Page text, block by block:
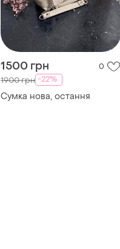
1500 грн 0
1900 грн -22%
Сумка нова, остання